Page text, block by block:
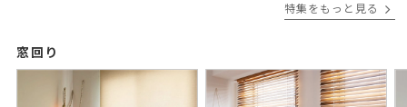
特集をもっと見る
窓回り